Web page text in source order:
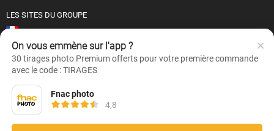
LES SITES DU GROUPE
Suisse (FR)
Et aussi : Code promo Fnac- Black Friday 2026
On vous emmène sur l'app ?
30 tirages photo Premium offerts pour votre première commande
avec le code : TIRAGES
Fnac photo
4,8